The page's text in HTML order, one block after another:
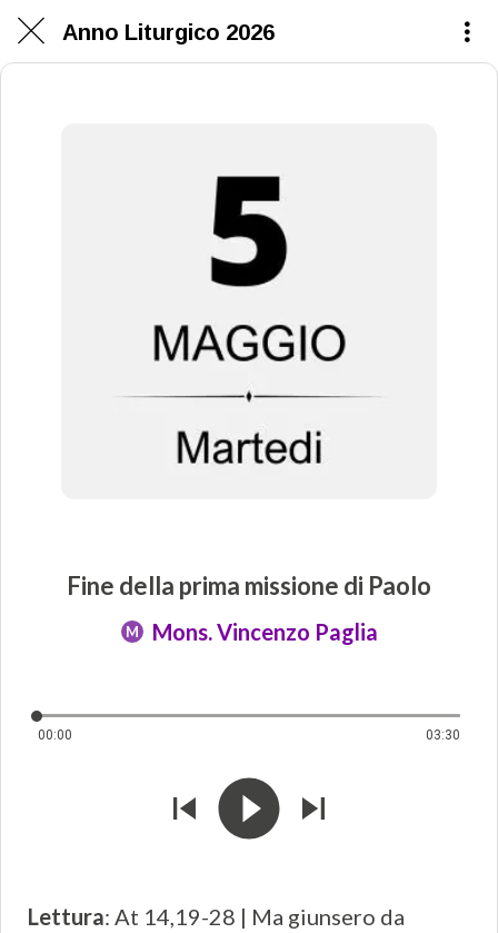
Anno Liturgico 2026
Fine della prima missione di Paolo
M Mons. Vincenzo Paglia
00:00 03:30
Lettura: At 14,19-28 | Ma giunsero da